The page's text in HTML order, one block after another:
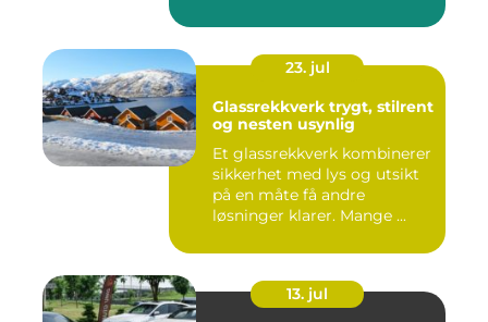
23. jul
Glassrekkverk trygt, stilrent
og nesten usynlig
Et glassrekkverk kombinerer
sikkerhet med lys og utsikt
på en måte få andre
løsninger klarer. Mange ...
13. jul